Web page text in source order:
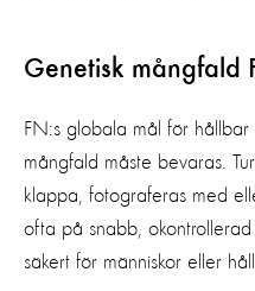
Genetisk mångfald
FN:s globala mål för
mångfald måste bevaras.
klappa, fotograferas med
ofta på snabb,
säkert för människor eller